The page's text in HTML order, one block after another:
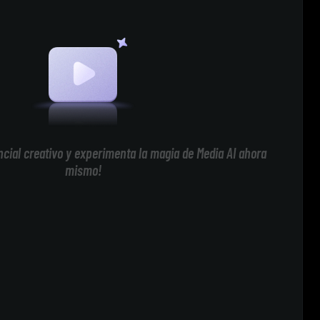
creativo y experimenta la magia de Media AI ahora
mismo!